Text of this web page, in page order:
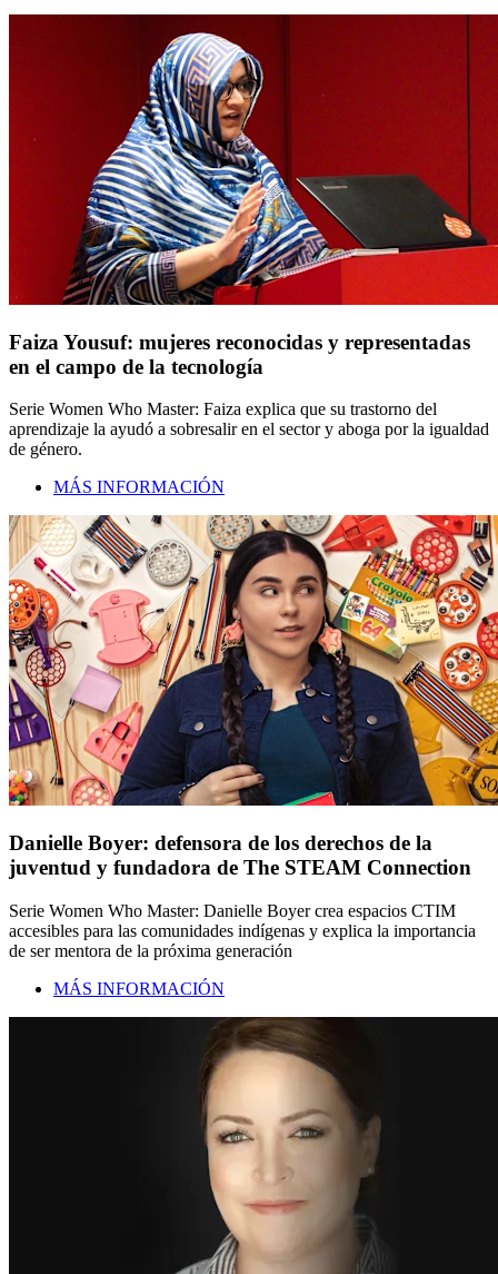
Faiza Yousuf: mujeres reconocidas y representadas
en el campo de la tecnología
Serie Women Who Master: Faiza explica que su trastorno del
aprendizaje la ayudó a sobresalir en el sector y aboga por la igualdad
de género.
MÁS INFORMACIÓN
Danielle Boyer: defensora de los derechos de la
juventud y fundadora de The STEAM Connection
Serie Women Who Master: Danielle Boyer crea espacios CTIM
accesibles para las comunidades indígenas y explica la importancia
de ser mentora de la próxima generación
MÁS INFORMACIÓN